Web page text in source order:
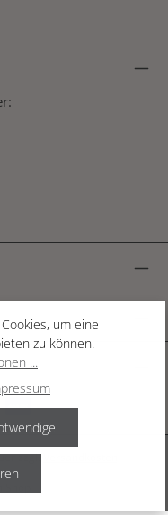
in das
zzgl.
um eine
zu können.
...